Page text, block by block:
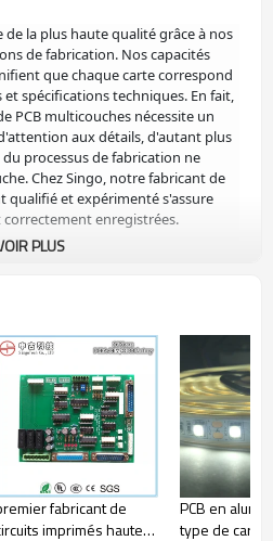
de la plus haute qualité grâce à nos
de fabrication. Nos capacités
que chaque carte correspond
spécifications techniques. En fait,
PCB multicouches nécessite un
aux détails, d'autant plus
processus de fabrication ne
Chez Singo, notre fabricant de
qualifié et expérimenté s'assure
enregistrées.
qui sont laminées de
connexions électriques précises au
cartes de circuits imprimés
fonctionner comme une seule
que chaque PCB a une fonction
nous nous assurons que les
multicouches sont conformes à
vous êtes un client Singo, ce
une planche multicouche,
qualité. Qu'il s'agisse de respecter
des contrôles de qualité
PLUS
fabricant de
imprimés haute
PCB en
type de carte